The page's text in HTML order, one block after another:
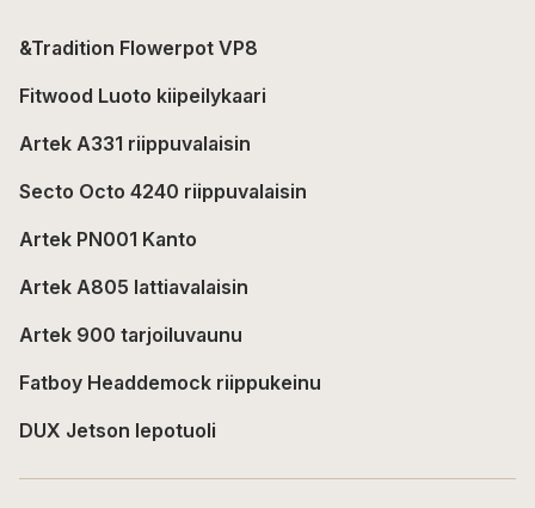
&Tradition Flowerpot VP8
Fitwood Luoto kiipeilykaari
Artek A331 riippuvalaisin
Secto Octo 4240 riippuvalaisin
Artek PN001 Kanto
Artek A805 lattiavalaisin
Artek 900 tarjoiluvaunu
Fatboy Headdemock riippukeinu
DUX Jetson lepotuoli